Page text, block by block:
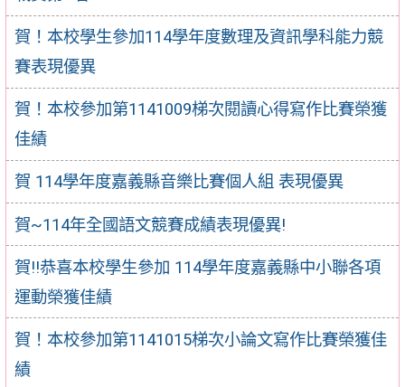
賀！本校學生參加114學年度數理及資訊學科能力競
賽表現優異
賀！本校參加第1141009梯次閱讀心得寫作比賽榮獲
佳績
賀 114學年度嘉義縣音樂比賽個人組 表現優異
賀~114年全國語文競賽成績表現優異!
賀!!恭喜本校學生參加 114學年度嘉義縣中小聯各項
運動榮獲佳績
賀！本校參加第1141015梯次小論文寫作比賽榮獲佳
績